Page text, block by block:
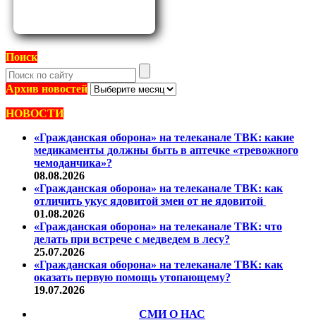
Поиск
Архив новостей Архив
НОВОСТИ
«Гражданская оборона» на телеканале ТВК: какие
медикаменты должны быть в аптечке «тревожного
чемоданчика»?
08.08.2026
«Гражданская оборона» на телеканале ТВК: как
отличить укус ядовитой змеи от не ядовитой
01.08.2026
«Гражданская оборона» на телеканале ТВК: что
делать при встрече с медведем в лесу?
25.07.2026
«Гражданская оборона» на телеканале ТВК: как
оказать первую помощь утопающему?
19.07.2026
СМИ О НАС